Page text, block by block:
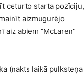
ceturto starta pozīciju,
aizmugurējo
aiz abiem “McLaren”
(nakts laikā pulksteņa